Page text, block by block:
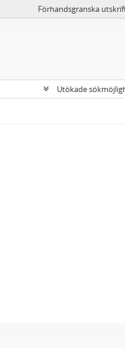
Förhandsgranska
Utökade